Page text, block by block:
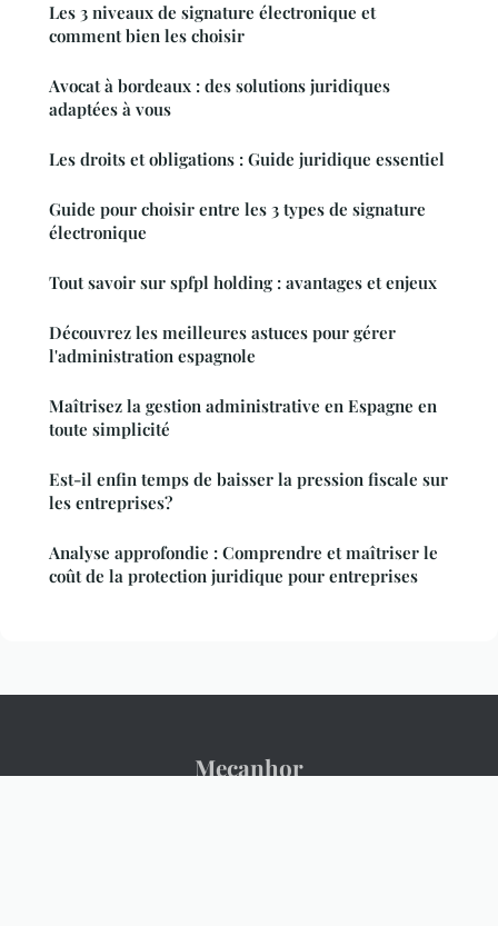
Les 3 niveaux de signature électronique et
comment bien les choisir
Avocat à bordeaux : des solutions juridiques
adaptées à vous
Les droits et obligations : Guide juridique essentiel
Guide pour choisir entre les 3 types de signature
électronique
Tout savoir sur spfpl holding : avantages et enjeux
Découvrez les meilleures astuces pour gérer
l'administration espagnole
Maîtrisez la gestion administrative en Espagne en
toute simplicité
Est-il enfin temps de baisser la pression fiscale sur
les entreprises?
Analyse approfondie : Comprendre et maîtriser le
coût de la protection juridique pour entreprises
Mecanhor